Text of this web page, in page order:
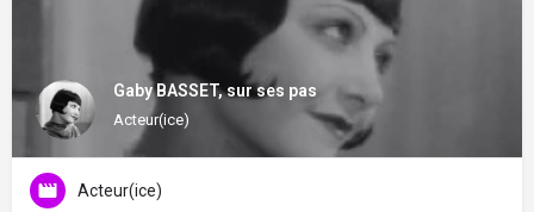
Gaby BASSET, sur ses pas
Acteur(ice)
Acteur(ice)